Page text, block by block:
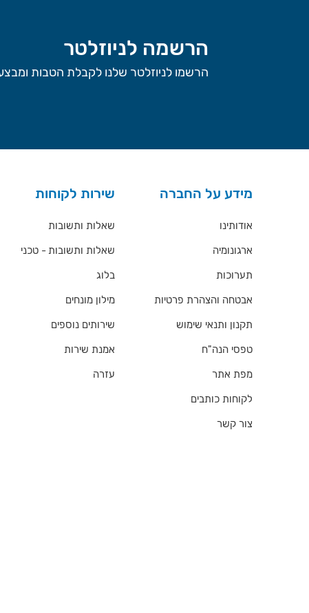
הרשמה לניוזלטר
הרשמו לניוזלטר שלנו לקבלת הטבות
מידע על החברה
אודותינו
ארגונומיה
תערוכות
אבטחה והצהרת פרטיות
תקנון ותנאי שימוש
טפסי הנה"ח
מפת אתר
לקוחות כותבים
צור קשר
שירות לקוחות
שאלות ותשובות
שאלות ותשובות - טכני
בלוג
מילון מונחים
שירותים נוספים
אמנת שירות
עזרה